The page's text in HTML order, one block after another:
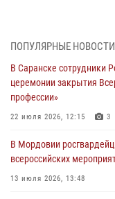
06 августа 2026, 07:03
В Саранске по
незамедлительно
05 августа 2026, 15:04
подозреваемого в
05 августа 2026, 12:34
ПОПУЛЯРНЫЕ НОВОСТИ
В Саранске сотрудники
церемонии закрытия
профессии»
22 июля 2026, 12:15 3
В Мордовии
всероссийских
13 июля 2026, 13:48